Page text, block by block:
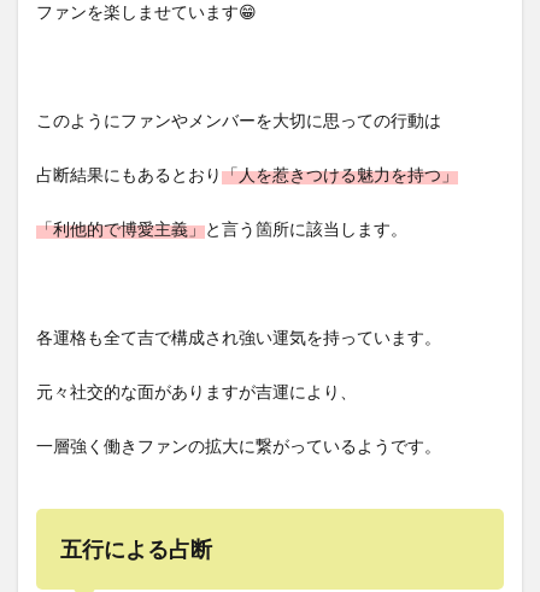
ファンを楽しませています😁
このようにファンやメンバーを大切に思っての行動は
占断結果にもあるとおり「人を惹きつける魅力を持つ」
「利他的で博愛主義」と言う箇所に該当します。
各運格も全て吉で構成され強い運気を持っています。
元々社交的な面がありますが吉運により、
一層強く働きファンの拡大に繋がっているようです。
五行による占断